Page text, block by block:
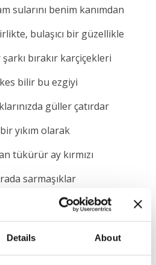
Details About
sularını benim kanımdan
bulaşıcı bir güzellikle
bırakır karçiçekleri
bilir bu ezgiyi
güller çatırdar
yıkım olarak
tükürür ay kırmızı
sarmaşıklar
evlat edindim